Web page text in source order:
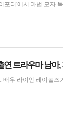
포터'에서 마법 모자
트라우마 남아
배우 라이언 레이놀즈